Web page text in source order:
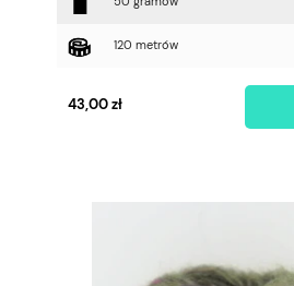
120 metrów
43,00 zł